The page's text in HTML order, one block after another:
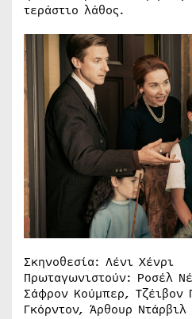
τεράστιο λάθος.
Σκηνοθεσία: Λένι Χένρι
Πρωταγωνιστούν: Ροσέλ
Σάφρον Κούμπερ, Τζέιβον
Γκόρντον, Άρθουρ Ντάρβιλ